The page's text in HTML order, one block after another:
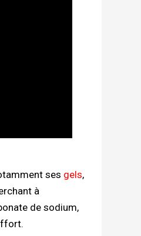
ses gels,
à
de sodium,